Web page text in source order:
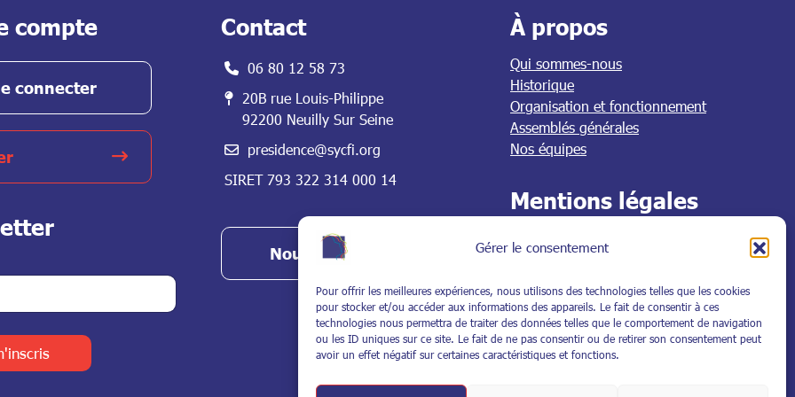
Gérer le consentement
Pour offrir les meilleures expériences, nous utilisons des technologies telles que les cookies
pour stocker et/ou accéder aux informations des appareils. Le fait de consentir à ces
technologies nous permettra de traiter des données telles que le comportement de navigation
ou les ID uniques sur ce site. Le fait de ne pas consentir ou de retirer son consentement peut
avoir un effet négatif sur certaines caractéristiques et fonctions.
compte
connecter
Contact
06 80 12 58 73
20B rue Louis-Philippe
92200 Neuilly Sur Seine
presidence@sycfi.org
SIRET 793 322 314 000 14
Nous contacter
À propos
Qui sommes-nous
Historique
Organisation et fonctionnement
Assemblés générales
Nos équipes
Mentions légales
Politique de cookies